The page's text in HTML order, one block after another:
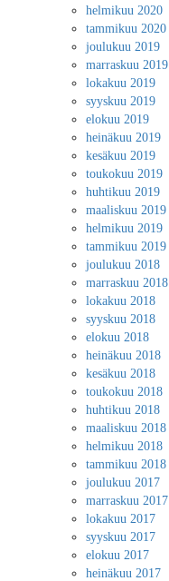
helmikuu 2020
tammikuu 2020
joulukuu 2019
marraskuu 2019
lokakuu 2019
syyskuu 2019
elokuu 2019
heinäkuu 2019
kesäkuu 2019
toukokuu 2019
huhtikuu 2019
maaliskuu 2019
helmikuu 2019
tammikuu 2019
joulukuu 2018
marraskuu 2018
lokakuu 2018
syyskuu 2018
elokuu 2018
heinäkuu 2018
kesäkuu 2018
toukokuu 2018
huhtikuu 2018
maaliskuu 2018
helmikuu 2018
tammikuu 2018
joulukuu 2017
marraskuu 2017
lokakuu 2017
syyskuu 2017
elokuu 2017
heinäkuu 2017